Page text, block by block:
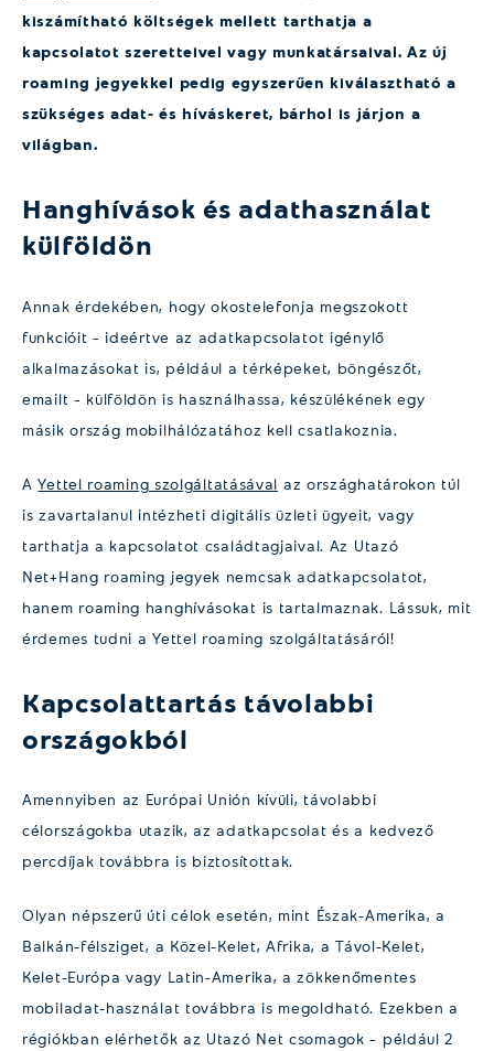
kiszámítható költségek mellett tarthatja a
kapcsolatot szeretteivel vagy munkatársaival. Az új
roaming jegyekkel pedig egyszerűen kiválasztható a
szükséges adat- és híváskeret, bárhol is járjon a
világban.
Hanghívások és adathasználat
külföldön
Annak érdekében, hogy okostelefonja megszokott
funkcióit – ideértve az adatkapcsolatot igénylő
alkalmazásokat is, például a térképeket, böngészőt,
emailt – külföldön is használhassa, készülékének egy
másik ország mobilhálózatához kell csatlakoznia.
AYettel roaming szolgáltatásával az országhatárokon túl
is zavartalanul intézheti digitális üzleti ügyeit, vagy
tarthatja a kapcsolatot családtagjaival. Az Utazó
Net+Hang roaming jegyek nemcsak adatkapcsolatot,
hanem roaming hanghívásokat is tartalmaznak. Lássuk, mit
érdemes tudni a Yettel roaming szolgáltatásáról!
Kapcsolattartás távolabbi
országokból
Amennyiben az Európai Unión kívüli, távolabbi
célországokba utazik, az adatkapcsolat és a kedvező
percdíjak továbbra is biztosítottak.
Olyan népszerű úti célok esetén, mint Észak-Amerika, a
Balkán-félsziget, a Közel-Kelet, Afrika, a Távol-Kelet,
Kelet-Európa vagy Latin-Amerika, a zökkenőmentes
mobiladat-használat továbbra is megoldható. Ezekben a
régiókban elérhetők az Utazó Net csomagok – például 2